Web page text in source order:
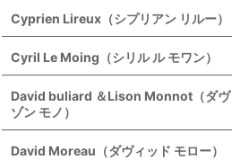
Cyprien Lireux（シプリアン リルー）
Cyril Le Moing（シリル ル モワン）
David buliard ＆Lison Monnot（ダヴ
ゾン モノ）
David Moreau（ダヴィッド モロー）